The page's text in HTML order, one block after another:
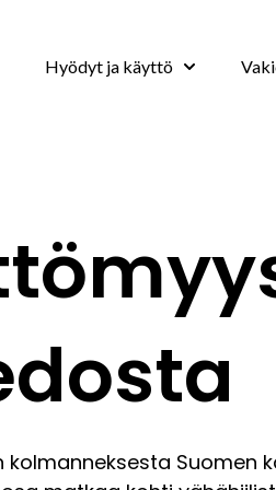
Hyödyt ja käyttö Show
kolmanneksesta